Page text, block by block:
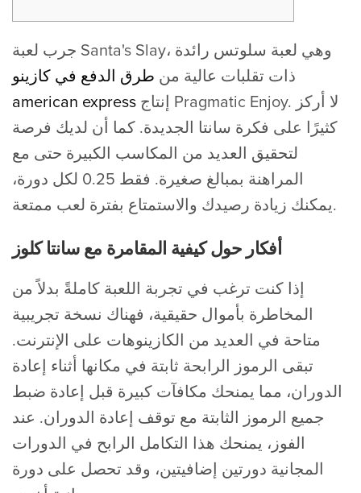
جرب لعبة Santa's Slay، وهي لعبة سلوتس رائدة
ذات تقلبات عالية من طرق الدفع في كازينو
american express
كثيرًا على فكرة سانتا الجديدة. كما أن لديك فرصة
لتحقيق العديد من المكاسب الكبيرة حتى مع
المراهنة بمبالغ صغيرة.
فقط 0.25 لكل دورة،
يمكنك زيادة رصيدك والاستمتاع بفترة لعب ممتعة.
أفكار حول كيفية المقامرة مع سانتا كلوز
إذا كنت ترغب في تجربة اللعبة كاملةً بدلاً من
المخاطرة بأموال حقيقية، فهناك نسخة تجريبية
متاحة في العديد من الكازينوهات على الإنترنت.
تبقى الرموز الرابحة ثابتة في مكانها أثناء إعادة
الدوران، مما يمنحك مكافآت كبيرة قبل إعادة ضبط
جميع الرموز الثابتة مع توقف إعادة الدوران. عند
الفوز، يمنحك هذا التكامل الرابح في الدورات
المجانية دورتين إضافيتين، وقد تحصل على دورة